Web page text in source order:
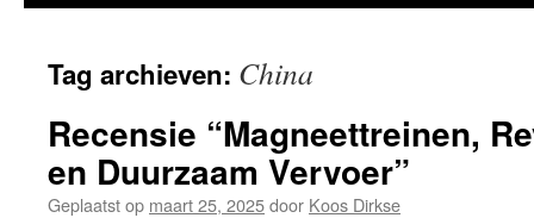
Tag archieven: China
Recensie “Magneettreinen,
en Duurzaam Vervoer”
Geplaatst op maart 25, 2025door Koos Dirkse